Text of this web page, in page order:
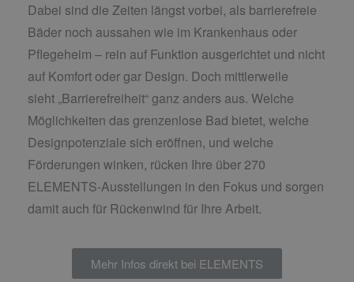
Dabei sind die Zeiten längst vorbei, als barrierefreie
Bäder noch aussahen wie im Krankenhaus oder
Pflegeheim – rein auf Funktion ausgerichtet und nicht
auf Komfort oder gar Design. Doch mittlerweile
sieht „Barrierefreiheit“ ganz anders aus. Welche
Möglichkeiten das grenzenlose Bad bietet, welche
Designpotenziale sich eröffnen, und welche
Förderungen winken, rücken Ihre über 270
ELEMENTS-Ausstellungen in den Fokus und sorgen
damit auch für Rückenwind für Ihre Arbeit.
Mehr Infos direkt bei ELEMENTS